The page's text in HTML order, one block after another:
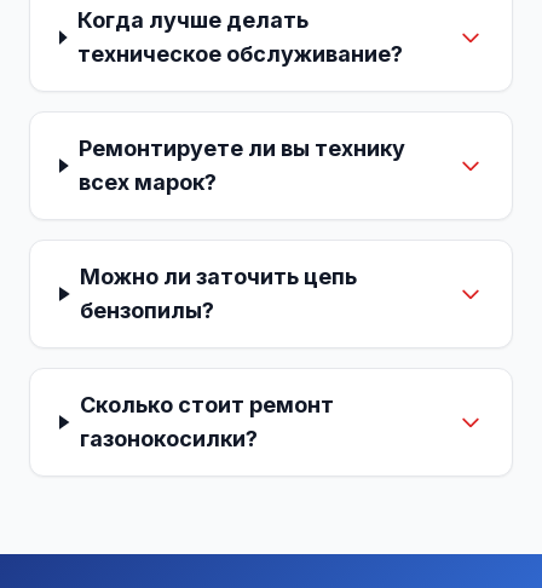
Когда лучше делать
техническое обслуживание?
Ремонтируете ли вы технику
всех марок?
Можно ли заточить цепь
бензопилы?
Сколько стоит ремонт
газонокосилки?